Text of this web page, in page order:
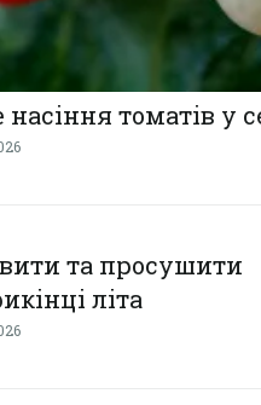
насіння томатів у
та просушити
літа